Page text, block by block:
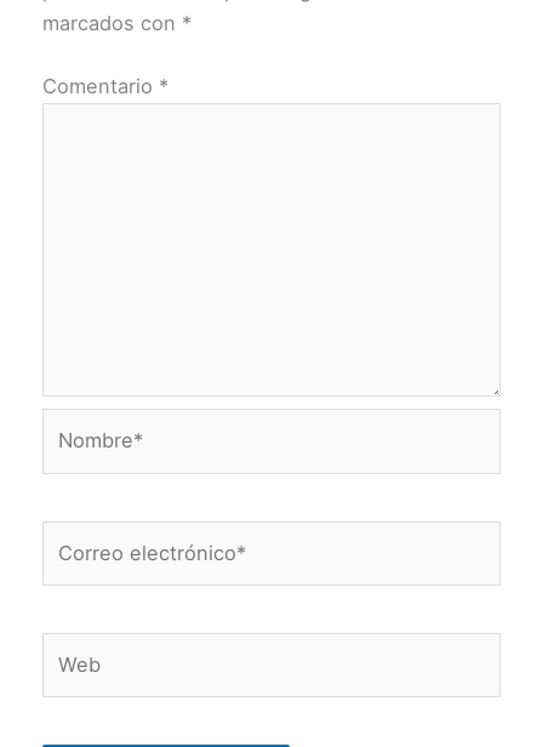
marcados con *
Comentario *
electrónico*